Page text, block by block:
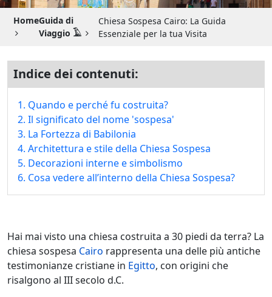
Guida di Viaggio 𓉔
Guida di Viaggio Giordania
HomeGuida di
Viaggio 𓄿
Chiesa Sospesa Cairo: La Guida
Essenziale per la tua Visita
Indice dei contenuti:
1. Quando e perché fu costruita?
2. Il significato del nome 'sospesa'
3. La Fortezza di Babilonia
4. Architettura e stile della Chiesa Sospesa
5. Decorazioni interne e simbolismo
6. Cosa vedere all’interno della Chiesa Sospesa?
Hai mai visto una chiesa costruita a 30 piedi da terra? La
chiesa sospesa Cairo rappresenta una delle più antiche
testimonianze cristiane in Egitto, con origini che
risalgono al III secolo d.C.